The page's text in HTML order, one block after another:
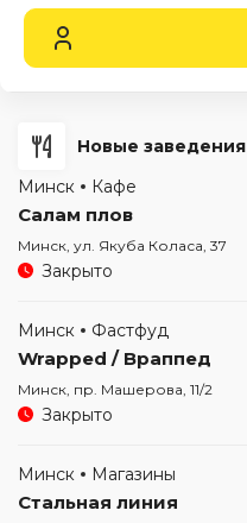
Новые заведения
Минск
Кафе
Салам плов
Минск, ул. Якуба Коласа, 37
Закрыто
Минск Фастфуд
Wrapped / Враппед
Минск, пр. Машерова, 11/2
Закрыто
Минск Магазины
Стальная линия